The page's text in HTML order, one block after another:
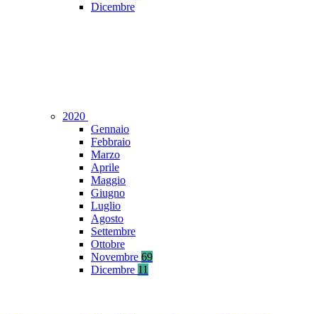
Dicembre
2020
Gennaio
Febbraio
Marzo
Aprile
Maggio
Giugno
Luglio
Agosto
Settembre
Ottobre
Novembre 69
Dicembre 11